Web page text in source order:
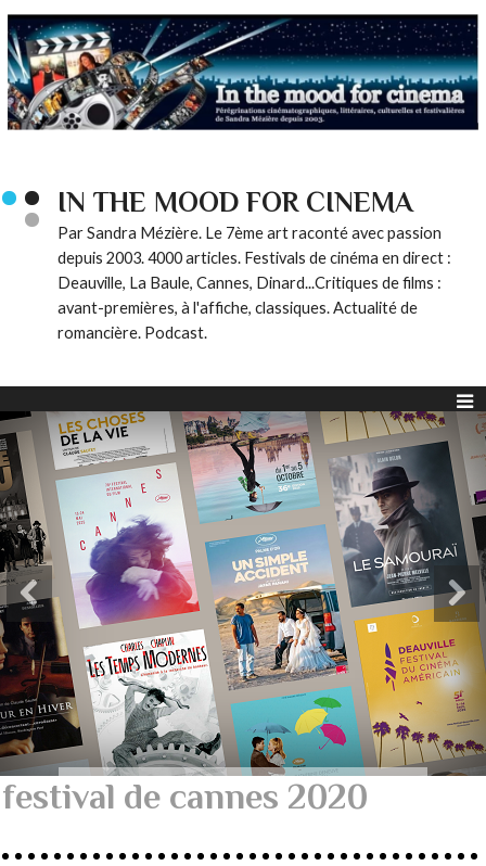
IN THE MOOD FOR CINEMA
Par Sandra Mézière. Le 7ème art raconté avec passion
depuis 2003. 4000 articles. Festivals de cinéma en direct :
Deauville, La Baule, Cannes, Dinard...Critiques de films :
avant-premières, à l'affiche, classiques. Actualité de
romancière. Podcast.
festival de cannes 2020